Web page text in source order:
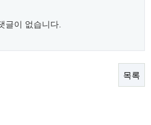
글이 없습니다.
목록